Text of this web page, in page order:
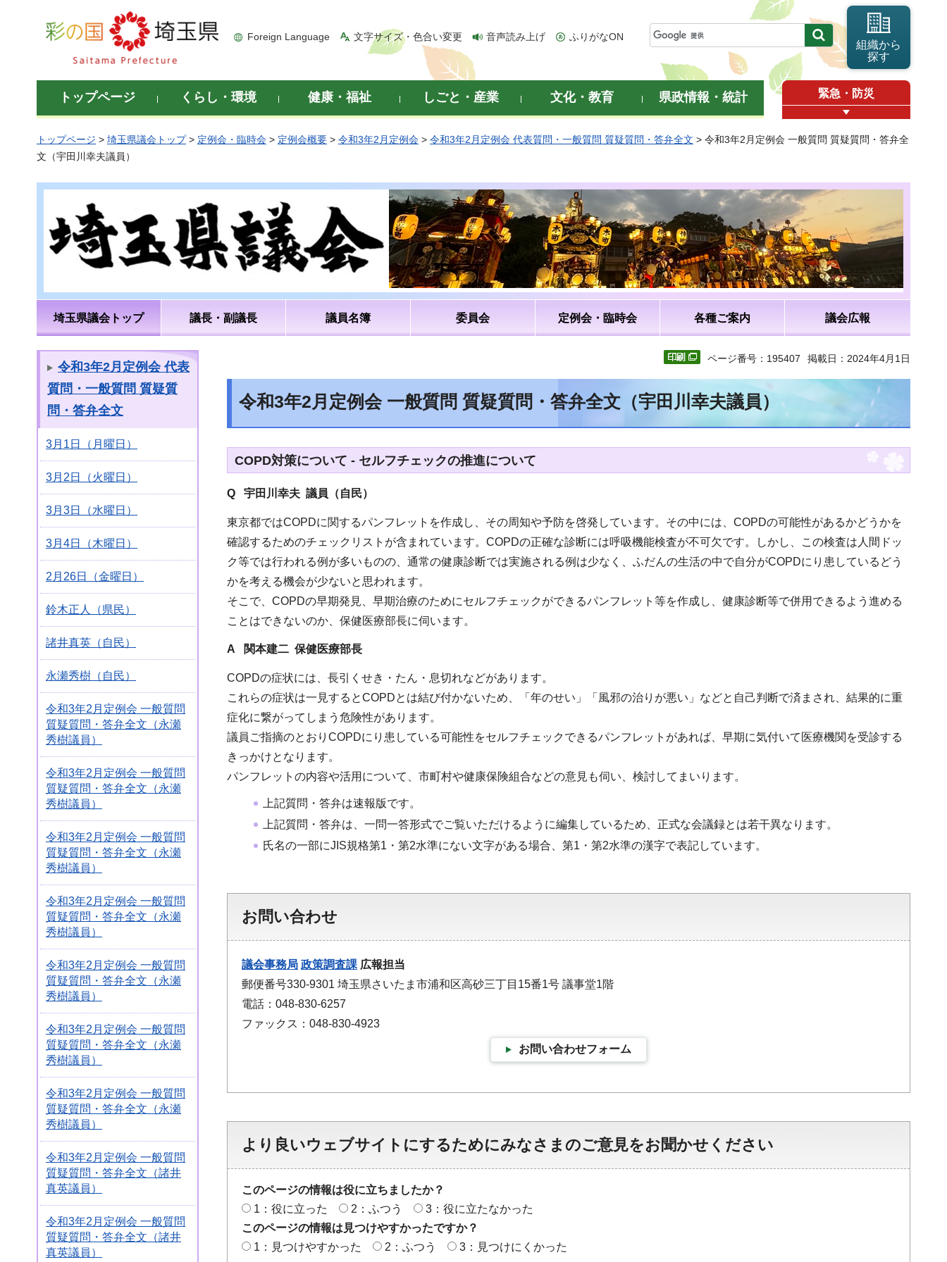
彩の国 埼玉県
Foreign Language 文字サイズ・色合い変更 音声読み上げ ふりがなON
組織から
探す
トップページ くらし・環境 健康・福祉 しごと・産業 文化・教育 県政情報・統計 緊急・防災
トップページ > 埼玉県議会トップ> 定例会・臨時会 > 定例会概要 > 令和3年2月定例会 > 令和3年2月定例会 代表質問・一般質問 質疑質問・答弁全文 > 令和3年2月定例会 一般質問 質疑質問・答弁全
文（宇田川幸夫議員）
埼玉県議会トップ 議長・副議長 議員名簿 委員会 定例会・臨時会 各種ご案内 議会広報
令和3年2月定例会 代表
質問・一般質問 質疑質
問・答弁全文
3月1日（月曜日）
3月2日（火曜日）
3月3日（水曜日）
3月4日（木曜日）
2月26日（金曜日）
鈴木正人（県民）
諸井真英（自民）
永瀬秀樹（自民）
令和3年2月定例会 一般質問
質疑質問・答弁全文（永瀬
秀樹議員）
令和3年2月定例会 一般質問
質疑質問・答弁全文（永瀬
秀樹議員）
令和3年2月定例会 一般質問
質疑質問・答弁全文（永瀬
秀樹議員）
令和3年2月定例会 一般質問
質疑質問・答弁全文（永瀬
秀樹議員）
令和3年2月定例会 一般質問
質疑質問・答弁全文（永瀬
秀樹議員）
令和3年2月定例会 一般質問
質疑質問・答弁全文（永瀬
秀樹議員）
令和3年2月定例会 一般質問
質疑質問・答弁全文（永瀬
秀樹議員）
令和3年2月定例会 一般質問
質疑質問・答弁全文（諸井
真英議員）
令和3年2月定例会 一般質問
質疑質問・答弁全文（諸井
真英議員）
ページ番号：195407 掲載日：2024年4月1日
令和3年2月定例会 一般質問 質疑質問・答弁全文（宇田川幸夫議員）
COPD対策について - セルフチェックの推進について
Q 宇田川幸夫 議員（自民）
東京都ではCOPDに関するパンフレットを作成し、その周知や予防を啓発しています。その中には、COPDの可能性があるかどうかを
確認するためのチェックリストが含まれています。COPDの正確な診断には呼吸機能検査が不可欠です。しかし、この検査は人間ドッ
ク等では行われる例が多いものの、通常の健康診断では実施される例は少なく、ふだんの生活の中で自分がCOPDにり患しているどう
かを考える機会が少ないと思われます。
そこで、COPDの早期発見、早期治療のためにセルフチェックができるパンフレット等を作成し、健康診断等で併用できるよう進める
ことはできないのか、保健医療部長に伺います。
A 関本建二 保健医療部長
COPDの症状には、長引くせき・たん・息切れなどがあります。
これらの症状は一見するとCOPDとは結び付かないため、「年のせい」「風邪の治りが悪い」などと自己判断で済まされ、結果的に重
症化に繋がってしまう危険性があります。
議員ご指摘のとおりCOPDにり患している可能性をセルフチェックできるパンフレットがあれば、早期に気付いて医療機関を受診する
きっかけとなります。
パンフレットの内容や活用について、市町村や健康保険組合などの意見も伺い、検討してまいります。
上記質問・答弁は速報版です。
上記質問・答弁は、一問一答形式でご覧いただけるように編集しているため、正式な会議録とは若干異なります。
氏名の一部にJIS規格第1・第2水準にない文字がある場合、第1・第2水準の漢字で表記しています。
お問い合わせ
議会事務局 政策調査課 広報担当
郵便番号330-9301 埼玉県さいたま市浦和区高砂三丁目15番1号 議事堂1階
電話：048-830-6257
ファックス：048-830-4923
お問い合わせフォーム
より良いウェブサイトにするためにみなさまのご意見をお聞かせください
このページの情報は役に立ちましたか？
1：役に立った
2：ふつう
3：役に立たなかった
このページの情報は見つけやすかったですか？
1：見つけやすかった
2：ふつう 3：見つけにくかった